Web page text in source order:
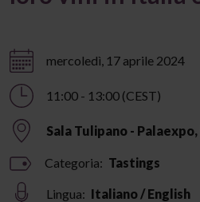
mercoledì, 17 aprile 2024
11:00 - 13:00 (CEST)
Sala Tulipano -
Categoria: Tastings
Lingua: Italiano / English